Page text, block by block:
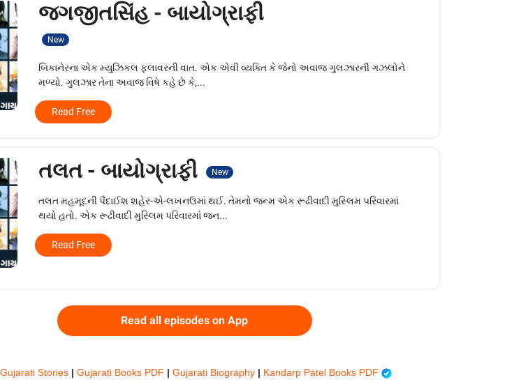
જગજીતસિંહ - બાયોગ્રાફી
New
બિકાનેરના એક મ્યુઝિકલ ફ્લાવરની વાત. એક એવી વ્યક્તિ કે જેનો અવાજ ગુલઝારની ગઝલોને
મળ્યો. ગુલઝાર તેના અવાજ વિષે કહે છે કે,...
Read Free
તલત - બાયોગ્રાફી New
તલત મહમૂદની પૈદાઈશ શહેર-એ-લખનઉમાં થઈ. તેમનો જન્મ એક રૂઢીવાદી મુસ્લિમ પરિવારમાં
થયો હતો. એક રૂઢીવાદી મુસ્લિમ પરિવારમાં જન...
Read Free
Read all episodes on App
Stories | Gujarati Books PDF | Gujarati Biography | Kandarp Patel Books PDF